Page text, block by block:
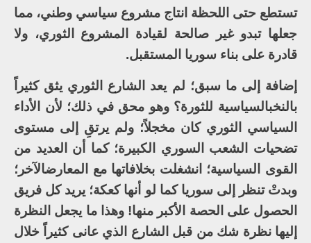
تستطع حتى اللحظة انتاج مشروع سياسي وطني، مما
جعلها تبدو غير صالحة لقيادة المشروع الثوري، ولا
قادرة على بناء سوريا المستقبل.
إضافة إلى ما سبق؛ لم يعد الشارع الثوري يثق كثيراً
بالنخبالسياسية للثورة؟ وهو محق في ذلك؛ لأن الأداء
السياسي الثوري كان مخجلاً؛ ولم يرتقِ إلى مستوى
تضحيات الشعب السوري الكبيرة؛ كما أن العديد من
القوى السياسية؛ انشغلت بخلافاتها مع المعارضالآخر؛
وبدتْ تنظر إلى سوريا كما لو أنها كعكة؛ يريد كل فريق
الحصول على الحصة الأكبر منها! وهذا ما يجعل النظرة
إليها نظرة شك من قبل الشارع الذي عانى كثيراً خلال